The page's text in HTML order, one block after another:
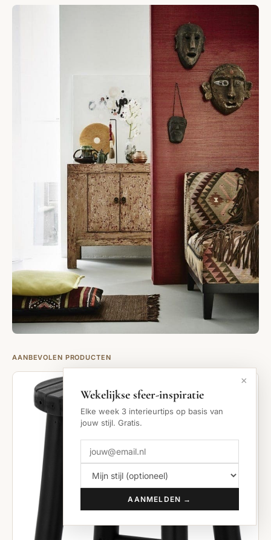
AANBEVOLEN PRODUCTEN
×
Wekelijkse sfeer-inspiratie
Elke week 3 interieurtips op basis van
jouw stijl. Gratis.
AANMELDEN →